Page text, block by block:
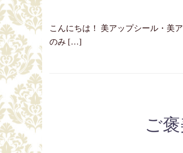
こんにちは！ 美アップシール・美
のみ […]
ご